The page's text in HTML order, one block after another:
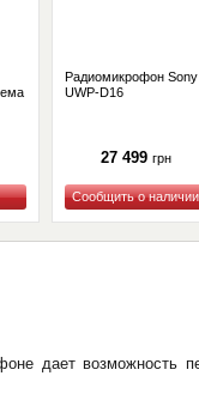
Радиомикрофон Sony
UWP-D16
27 499 грн
Купить
дает возможность